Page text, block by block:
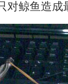
对鲸鱼造成